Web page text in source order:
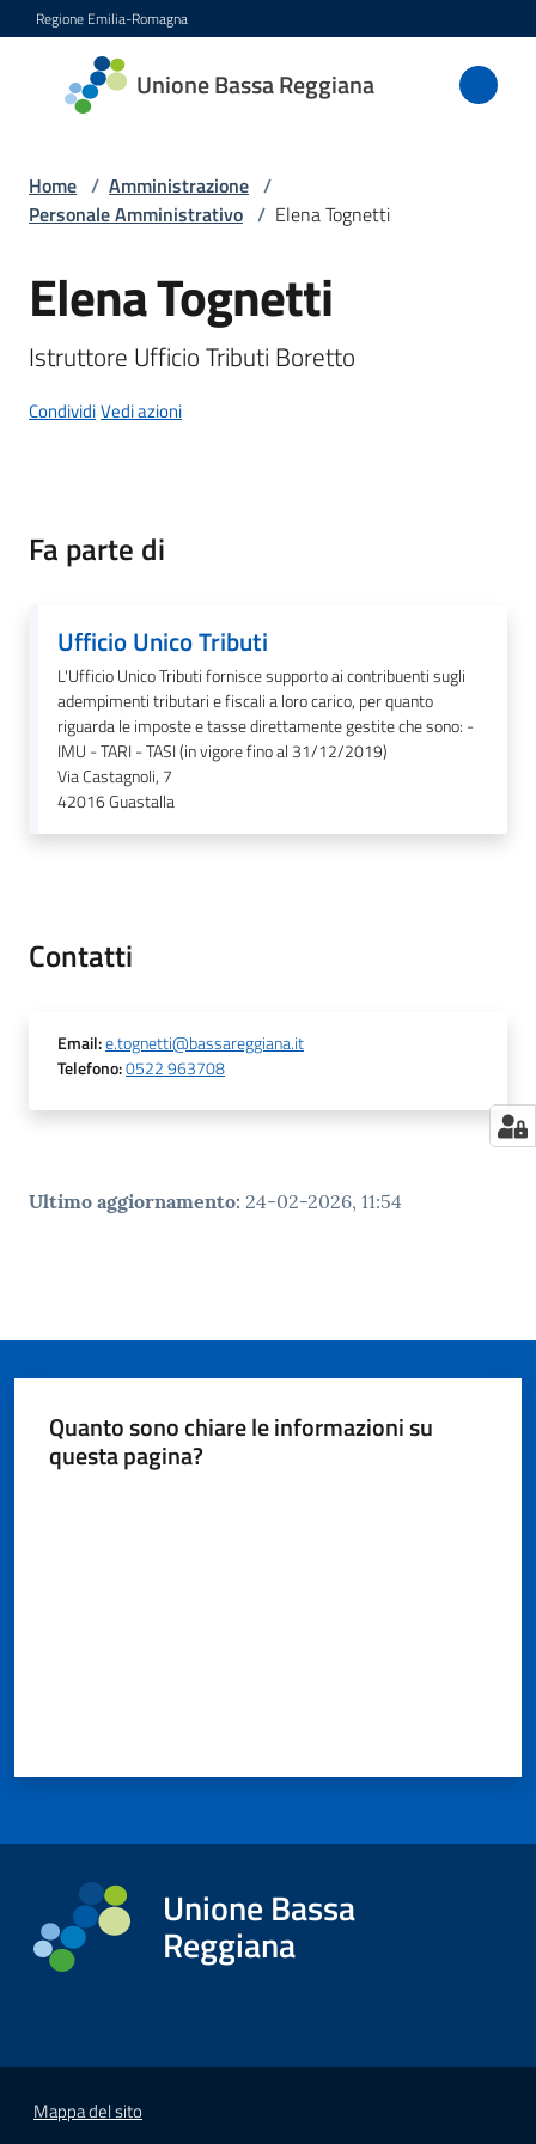
Vai al contenuto
Vai alla navigazione
Vai al footer
Regione Emilia-Romagna
Unione Bassa Reggiana
Unione
Bassa
Menu selezionato
Novità
Tutti
argomenti...
Seguici
Home / Amministrazione /
Personale Amministrativo / Elena Tognetti
Salta al contenuto
Elena Tognetti
Istruttore Ufficio Tributi Boretto
CondividiVedi azioni
Fa parte di
Ufficio Unico Tributi
L'Ufficio Unico Tributi fornisce supporto ai contribuenti sugli
adempimenti tributari e fiscali a loro carico, per quanto
riguarda le imposte e tasse direttamente gestite che sono: -
IMU - TARI - TASI (in vigore fino al 31/12/2019)
Via Castagnoli, 7
42016Guastalla
Contatti
Email:e.tognetti@bassareggiana.it
Telefono:0522 963708
Ultimo aggiornamento: 24-02-2026, 11:54
Quanto sono chiare le informazioni su
questa pagina?
Unione Bassa
Reggiana
Mappa del sito